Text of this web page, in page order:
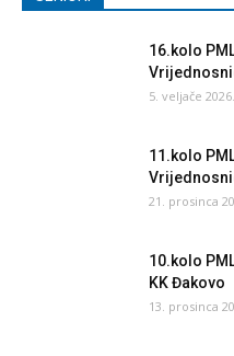
16.kolo
5. veljače 2026.
11.kolo
21. prosinca
10.kolo
KK Đakovo
13. prosinca